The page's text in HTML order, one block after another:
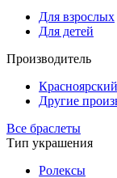
Для взрослых
Для детей
Производитель
Другие
Все браслеты
Тип украшения
Ролексы